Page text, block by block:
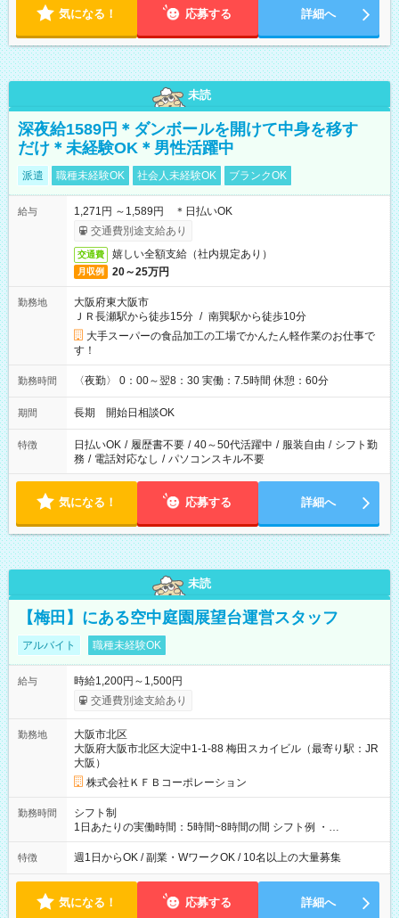
気になる！ 応募する 詳細へ
未読
深夜給1589円＊ダンボールを開けて中身を移す
だけ＊未経験OK＊男性活躍中
派遣 職種未経験OK 社会人未経験OK ブランクOK
給与
1,271円 ～1,589円 ＊日払いOK
交通費別途支給あり
交通費 嬉しい全額支給（社内規定あり）
月収例 20～25万円
勤務地
大阪府東大阪市
ＪＲ長瀬駅から徒歩15分 / 南巽駅から徒歩10分
大手スーパーの食品加工の工場でかんたん軽作業のお仕事で
す！
勤務時間 〈夜勤〉 0：00～翌8：30 実働：7.5時間 休憩：60分
期間 長期 開始日相談OK
特徴 日払いOK / 履歴書不要 / 40～50代活躍中 / 服装自由 / シフト勤
務 / 電話対応なし / パソコンスキル不要
気になる！ 応募する 詳細へ
未読
【梅田】にある空中庭園展望台運営スタッフ
アルバイト 職種未経験OK
給与
時給1,200円～1,500円
交通費別途支給あり
勤務地
大阪市北区
大阪府大阪市北区大淀中1-1-88 梅田スカイビル（最寄り駅：JR
大阪）
株式会社ＫＦＢコーポレーション
勤務時間
シフト制
1日あたりの実働時間：5時間~8時間の間 シフト例 ・
9:30~18:00 実働7.5時間 ・9:30~14:30 実働5時間 ・
16:00~21:30 実働5.5時間
特徴 週1日からOK / 副業・WワークOK / 10名以上の大量募集
気になる！ 応募する 詳細へ